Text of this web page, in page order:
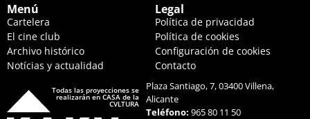
Menú
Cartelera
El cine club
Archivo histórico
Notícias y actualidad
Legal
Política de privacidad
Política de cookies
Configuración de cookies
Contacto
Todas las proyecciones se
realizarán en CASA de la
CVLTURA
Plaza Santiago, 7, 03400 Villena,
Alicante
Teléfono:965 80 11 50